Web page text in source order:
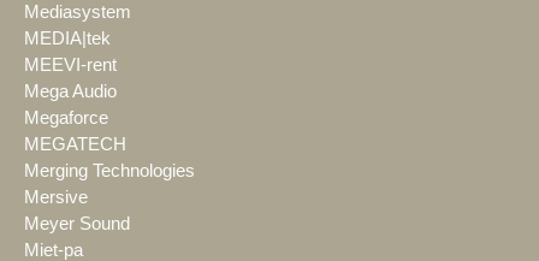
Mediasystem
MEDIA|tek
MEEVI-rent
Mega Audio
Megaforce
MEGATECH
Merging Technologies
Mersive
Meyer Sound
Miet-pa